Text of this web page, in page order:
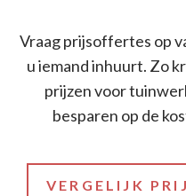
Vraag prijsoffertes op
u iemand inhuurt. Zo
prijzen voor
besparen op de
VERGELIJK